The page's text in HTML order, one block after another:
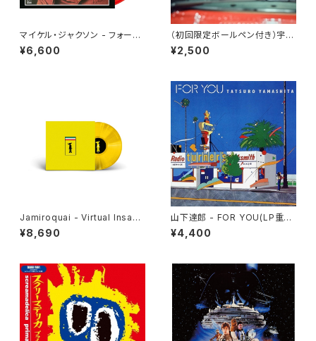
マイケル・ジャクソン - フォーエ
ヴァー・マイケル[クリア・レッド]
(LP重量盤)
¥6,600
（初回限定ボールペン付き）宇多
田ヒカル - パッパパラダイス
(7")
¥2,500
Jamiroquai - Virtual Insanit
y [Transparent Yellow Viny
l](12")
¥8,690
山下達郎 - FOR YOU(LP重量
盤)
¥4,400